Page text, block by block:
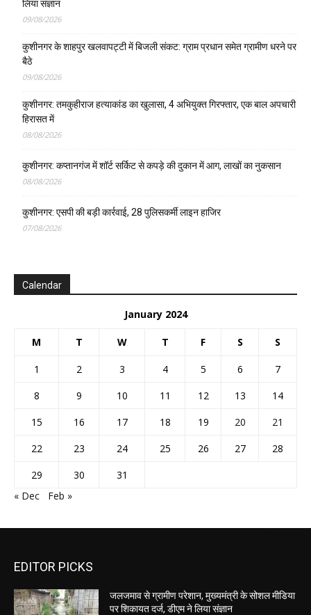
लिया संज्ञान
09/08/2026
कुशीनगर के शाहपुर खलवापट्टी में बिजली संकट: ग्राम प्रधान समेत ग्रामीण धरने पर
बैठे
09/08/2026
कुशीनगर: तमकुहीराज हत्याकांड का खुलासा, 4 अभियुक्त गिरफ्तार, एक बाल अपचारी
हिरासत में
08/08/2026
कुशीनगर: कप्तानगंज में शॉर्ट सर्किट से कपड़े की दुकान में आग, लाखों का नुकसान
08/08/2026
कुशीनगर: एसपी की बड़ी कार्रवाई, 28 पुलिसकर्मी लाइन हाजिर
07/08/2026
Calendar
January 2024
M T W T F S S
1 2 3 4 5 6
7
8
9 10 11 12 13
14
15
16 17 18 19 20
21
22
23 24 25 26 27
28
29
30
31
« Dec
Feb »
EDITOR PICKS
जलजमाव से ग्रामीण परेशान, मुख्यमंत्री के सोशल मीडिया
पर शिकायत दर्ज, डीएम ने लिया संज्ञान